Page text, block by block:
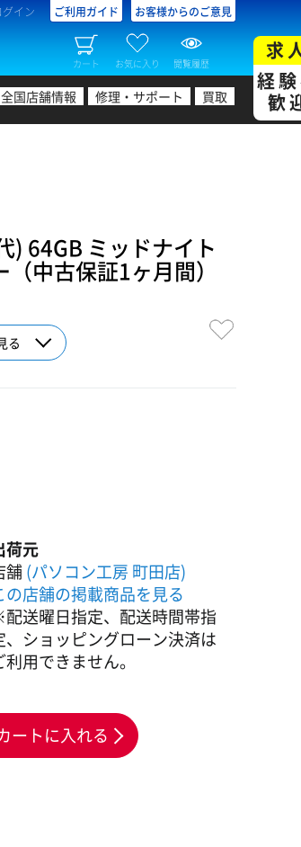
グイン ご利用ガイド お客様からのご意見
カート お気に入り 閲覧履歴
全国店舗情報 修理・サポート 買取
求
経
歓
) 64GB ミッドナイト
中古保証1ヶ月間）
る
荷元
舗(パソコン工房 町田店)
の店舗の掲載商品を見る
送曜日指定、配送時間帯指
、ショッピングローン決済は
利用できません。
ートに入れる